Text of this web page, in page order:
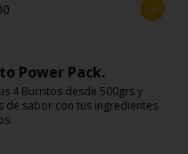
Power Pack.
4 Burritos desde 500grs y
de sabor con tus ingredientes